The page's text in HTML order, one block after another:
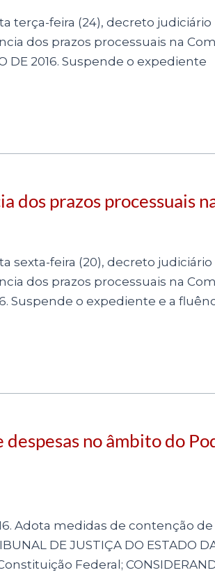
feira (24), decreto judiciário
dos prazos processuais na
DE 2016. Suspende o expediente
dos prazos processuais
feira (20), decreto judiciário
dos prazos processuais na
Suspende o expediente e a
no âmbito do
Adota medidas de contenção
DE JUSTIÇA DO ESTADO
Federal;